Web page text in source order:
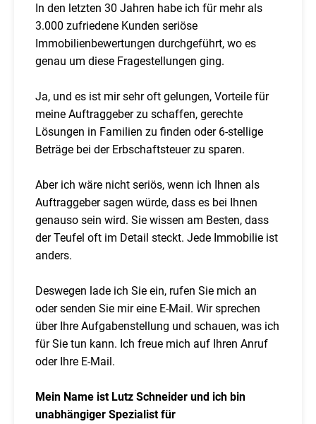
In den letzten 30 Jahren habe ich für mehr als
3.000 zufriedene Kunden seriöse
Immobilienbewertungen durchgeführt, wo es
genau um diese Fragestellungen ging.
Ja, und es ist mir sehr oft gelungen, Vorteile für
meine Auftraggeber zu schaffen, gerechte
Lösungen in Familien zu finden oder 6-stellige
Beträge bei der Erbschaftsteuer zu sparen.
Aber ich wäre nicht seriös, wenn ich Ihnen als
Auftraggeber sagen würde, dass es bei Ihnen
genauso sein wird. Sie wissen am Besten, dass
der Teufel oft im Detail steckt. Jede Immobilie ist
anders.
Deswegen lade ich Sie ein, rufen Sie mich an
oder senden Sie mir eine E-Mail. Wir sprechen
über Ihre Aufgabenstellung und schauen, was ich
für Sie tun kann. Ich freue mich auf Ihren Anruf
oder Ihre E-Mail.
Mein Name ist Lutz Schneider und ich bin
unabhängiger Spezialist für